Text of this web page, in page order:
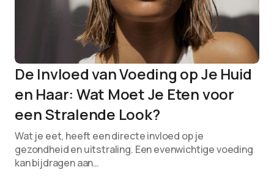
De Invloed van Voeding op Je Huid
en Haar: Wat Moet Je Eten voor
een Stralende Look?
Wat je eet, heeft een directe invloed op je
gezondheid en uitstraling. Een evenwichtige voeding
kan bijdragen aan…